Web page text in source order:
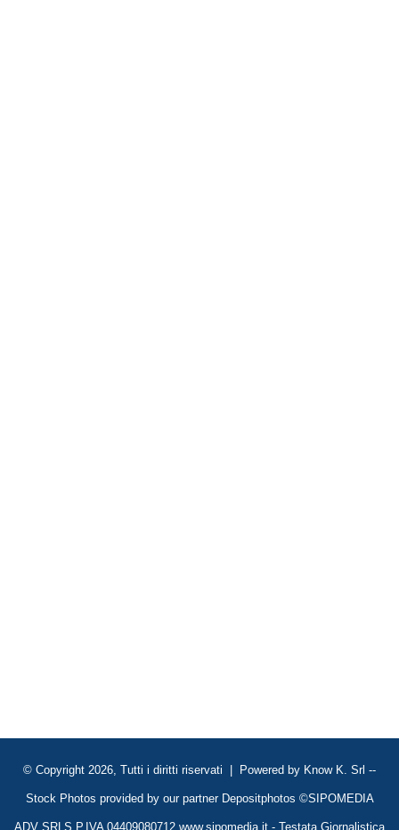
© Copyright 2026, Tutti i diritti riservati | Powered by Know K. Srl --
Stock Photos provided by our partner Depositphotos ©SIPOMEDIA
ADV SRLS P.IVA 04409080712 www.sipomedia.it - Testata Giornalistica